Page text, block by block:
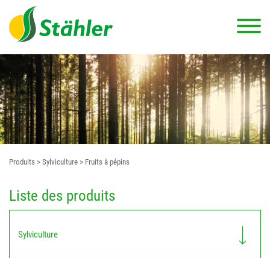
Produits > Sylviculture > Fruits à pépins
Liste des produits
Sylviculture